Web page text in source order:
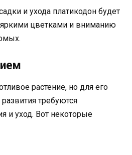
и ухода платикодон будет
цветками и вниманию
растение, но для его
требуются
и уход. Вот некоторые